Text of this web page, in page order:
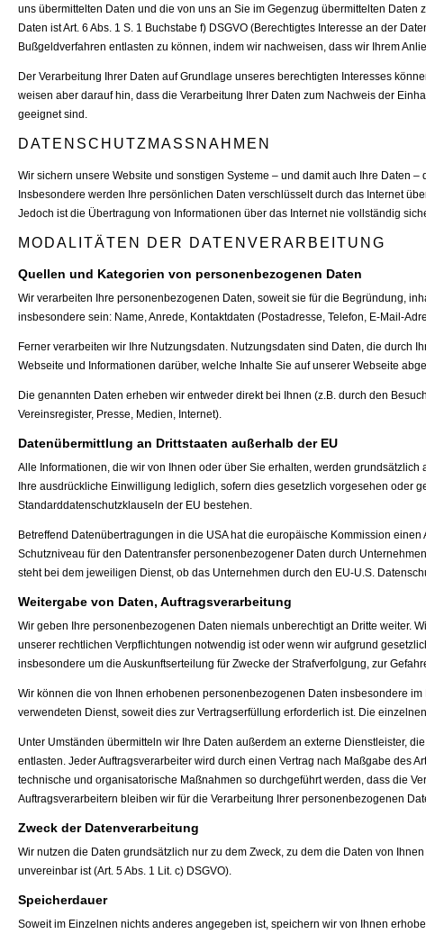
uns übermittelten Daten und die von uns an Sie im Gegenzug übermittelten
Daten ist Art. 6 Abs. 1 S. 1 Buchstabe f) DSGVO (Berechtigtes Interesse an der
Bußgeldverfahren entlasten zu können, indem wir nachweisen, dass wir Ihrem
Der Verarbeitung Ihrer Daten auf Grundlage unseres berechtigten Interesses
weisen aber darauf hin, dass die Verarbeitung Ihrer Daten zum Nachweis der
geeignet sind.
DATENSCHUTZMASSNAHMEN
Wir sichern unsere Website und sonstigen Systeme – und damit auch Ihre Daten
Insbesondere werden Ihre persönlichen Daten verschlüsselt durch das Internet
Jedoch ist die Übertragung von Informationen über das Internet nie vollständig
MODALITÄTEN DER DATENVERARBEITUNG
Quellen und Kategorien von personenbezogenen Daten
Wir verarbeiten Ihre personenbezogenen Daten, soweit sie für die Begründung,
insbesondere sein: Name, Anrede, Kontaktdaten (Postadresse, Telefon, E-Mail-
Ferner verarbeiten wir Ihre Nutzungsdaten. Nutzungsdaten sind Daten, die durch
Webseite und Informationen darüber, welche Inhalte Sie auf unserer Webseite
Die genannten Daten erheben wir entweder direkt bei Ihnen (z.B. durch den
Vereinsregister, Presse, Medien, Internet).
Datenübermittlung an Drittstaaten außerhalb der EU
Alle Informationen, die wir von Ihnen oder über Sie erhalten, werden
Ihre ausdrückliche Einwilligung lediglich, sofern dies gesetzlich vorgesehen oder
Standarddatenschutzklauseln der EU bestehen.
Betreffend Datenübertragungen in die USA hat die europäische Kommission
Schutzniveau für den Datentransfer personenbezogener Daten durch
steht bei dem jeweiligen Dienst, ob das Unternehmen durch den EU-U.S.
Weitergabe von Daten, Auftragsverarbeitung
Wir geben Ihre personenbezogenen Daten niemals unberechtigt an Dritte weiter.
unserer rechtlichen Verpflichtungen notwendig ist oder wenn wir aufgrund
insbesondere um die Auskunftserteilung für Zwecke der Strafverfolgung, zur
Wir können die von Ihnen erhobenen personenbezogenen Daten insbesondere
verwendeten Dienst, soweit dies zur Vertragserfüllung erforderlich ist. Die
Unter Umständen übermitteln wir Ihre Daten außerdem an externe Dienstleister,
entlasten. Jeder Auftragsverarbeiter wird durch einen Vertrag nach Maßgabe des
technische und organisatorische Maßnahmen so durchgeführt werden, dass die
Auftragsverarbeitern bleiben wir für die Verarbeitung Ihrer personenbezogenen
Zweck der Datenverarbeitung
Wir nutzen die Daten grundsätzlich nur zu dem Zweck, zu dem die Daten von
unvereinbar ist (Art. 5 Abs. 1 Lit. c) DSGVO).
Speicherdauer
Soweit im Einzelnen nichts anderes angegeben ist, speichern wir von Ihnen